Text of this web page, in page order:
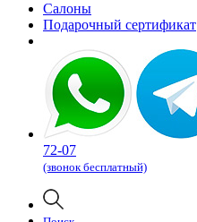
Салоны
Подарочный сертификат
72-07
(звонок бесплатный)